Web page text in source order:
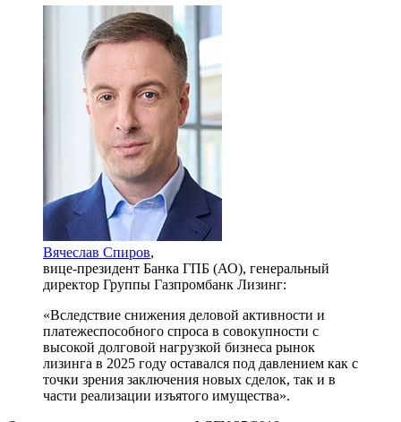
Вячеслав Спиров,
вице-президент Банка ГПБ (АО), генеральный
директор Группы Газпромбанк Лизинг:
«Вследствие снижения деловой активности и
платежеспособного спроса в совокупности с
высокой долговой нагрузкой бизнеса рынок
лизинга в 2025 году оставался под давлением как с
точки зрения заключения новых сделок, так и в
части реализации изъятого имущества».